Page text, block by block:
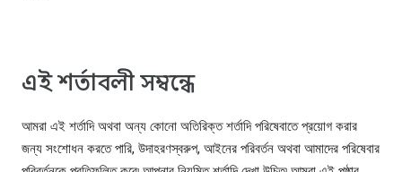
এই শর্তাবলী সম্বন্ধে
আমরা এই শর্তাদি অথবা অন্য কোনো অতিরিক্ত শর্তাদি পরিষেবাতে প্রয়োগ করার
জন্য সংশোধন করতে পারি, উদাহরণস্বরুপ, আইনের পরিবর্তন অথবা আমাদের পরিষেবার